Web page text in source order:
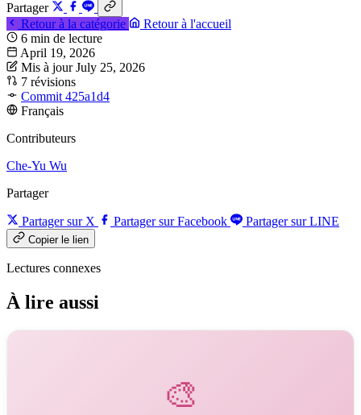
Partager
Retour à la catégorie
Retour à l'accueil
6 min de lecture
April 19, 2026
Mis à jour July 25, 2026
7 révisions
Commit 425a1d4
Français
Contributeurs
Che-Yu Wu
Partager
Partager sur X Partager sur Facebook Partager sur LINE
Copier le lien
Lectures connexes
À lire aussi
🎨